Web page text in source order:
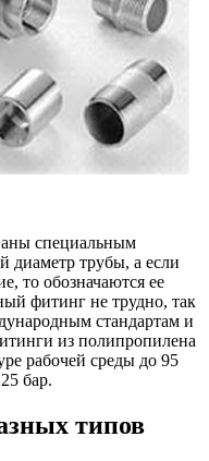
специальным
диаметр трубы, а если
то обозначаются ее
фитинг не трудно, так
стандартам и
из полипропилена
рабочей среды до 95
бар.
типов